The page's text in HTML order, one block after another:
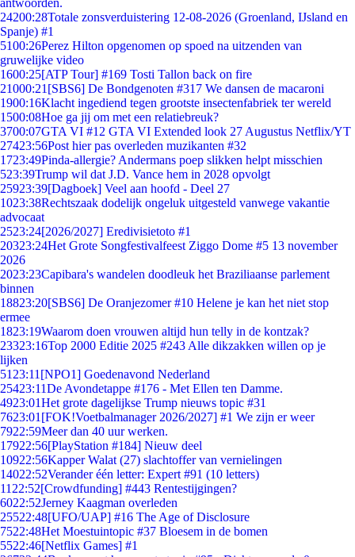
antwoorden.
24200:28Totale zonsverduistering 12-08-2026 (Groenland, IJsland en
Spanje) #1
5100:26Perez Hilton opgenomen op spoed na uitzenden van
gruwelijke video
1600:25[ATP Tour] #169 Tosti Tallon back on fire
21000:21 [SBS6] De Bondgenoten #317 We dansen de macaroni
1900:16Klacht ingediend tegen grootste insectenfabriek ter wereld
1500:08Hoe ga jij om met een relatiebreuk?
3700:07GTA VI #12 GTA VI Extended look 27 Augustus Netflix/YT
27423:56Post hier pas overleden muzikanten #32
1723:49Pinda-allergie? Andermans poep slikken helpt misschien
523:39Trump wil dat J.D. Vance hem in 2028 opvolgt
25923:39[Dagboek] Veel aan hoofd - Deel 27
1023:38Rechtszaak dodelijk ongeluk uitgesteld vanwege vakantie
advocaat
2523:24[2026/2027] Eredivisietoto #1
20323:24Het Grote Songfestivalfeest Ziggo Dome #5 13 november
2026
2023:23Capibara's wandelen doodleuk het Braziliaanse parlement
binnen
18823:20[SBS6] De Oranjezomer #10 Helene je kan het niet stop
ermee
1823:19Waarom doen vrouwen altijd hun telly in de kontzak?
23323:16Top 2000 Editie 2025 #243 Alle dikzakken willen op je
lijken
51 23:11 [NPO1] Goedenavond Nederland
25423:11De Avondetappe #176 - Met Ellen ten Damme.
4923:01Het grote dagelijkse Trump nieuws topic #31
7623:01 [FOK!Voetbalmanager 2026/2027] #1 We zijn er weer
7922:59Meer dan 40 uur werken.
17922:56[PlayStation #184] Nieuw deel
10922:56Kapper Walat (27) slachtoffer van vernielingen
14022:52Verander één letter: Expert #91 (10 letters)
11 22:52[Crowdfunding] #443 Rentestijgingen?
6022:52Jerney Kaagman overleden
25522:48[UFO/UAP] #16 The Age of Disclosure
7522:48Het Moestuintopic #37 Bloesem in de bomen
5522:46[Netflix Games] #1